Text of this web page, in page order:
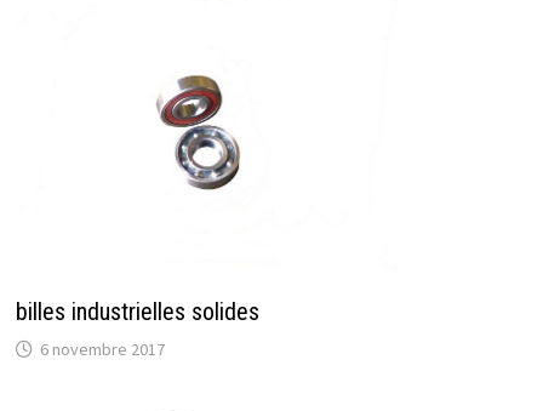
billes industrielles solides
6 novembre 2017